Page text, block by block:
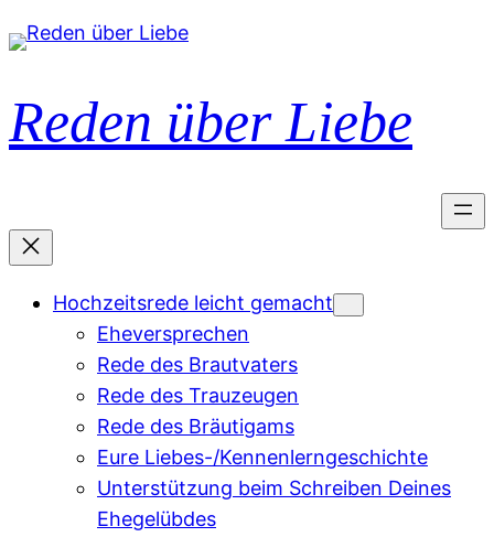
Zum
Inhalt
Reden über Liebe
Hochzeitsrede leicht gemacht
Eheversprechen
Rede des Brautvaters
Rede des Trauzeugen
Rede des Bräutigams
Eure Liebes-/Kennenlerngeschichte
Unterstützung beim Schreiben Deines
Ehegelübdes